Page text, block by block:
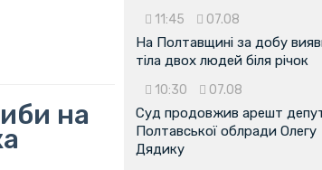
на
11:45 07.08
На Полтавщині за добу
тіла двох людей біля річок
10:30 07.08
Суд продовжив арешт
Полтавської облради Олегу
Дядику